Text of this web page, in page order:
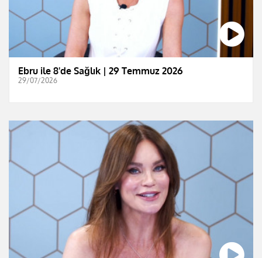
Ebru ile 8'de Sağlık | 29 Temmuz 2026
29/07/2026